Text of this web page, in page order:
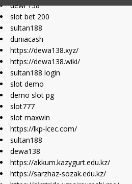
dewi 138
slot bet 200
sultan188
duniacash
https://dewa138.xyz/
https://dewa138.wiki/
sultan188 login
slot demo
demo slot pg
slot777
slot maxwin
https://lkp-lcec.com/
sultan188
dewa138
https://akkum.kazygurt.edu.kz/
https://sarzhaz-sozak.edu.kz/